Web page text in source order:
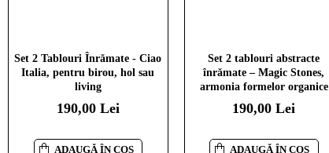
Set 2 Tablouri Înrămate - Ciao
Italia, pentru birou, hol sau
living
190,00 Lei
ADAUGĂ ÎN COȘ
Set 2 tablouri abstracte
înrămate – Magic Stones,
armonia formelor organice
190,00 Lei
ADAUGĂ ÎN COȘ